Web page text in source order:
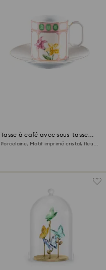
Tasse à café avec sous-tasse
Idyllia
Porcelaine, Motif imprimé cristal, fleur,